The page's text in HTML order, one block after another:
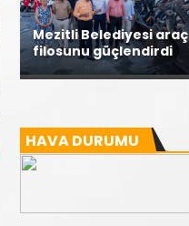
Mezitli Belediyesi araç
filosunu güçlendirdi
HAVA DURUMU